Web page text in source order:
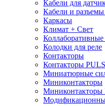
Кабели для
Кабели и разъемы
Каркасы
Климат + Свет
Колодки для реле
Контакторы
Контакторы
Миниатюрные
Миниконтакторы
Миниконтакторы